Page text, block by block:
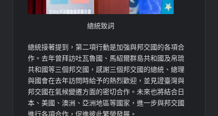
總統致詞
總統接著提到，第二項行動是加強與邦交國的各項合
作。去年曾拜訪吐瓦魯國、馬紹爾群島共和國及帛琉
共和國等三個邦交國，感謝三個邦交國的總統、總理
與國會在去年訪問時給予的熱烈歡迎，並見證臺灣與
邦交國在氣候變遷方面的密切合作。未來也將結合日
本、美國、澳洲、亞洲地區等國家，進一步與邦交國
進行各項合作，促進彼此繁榮發展。